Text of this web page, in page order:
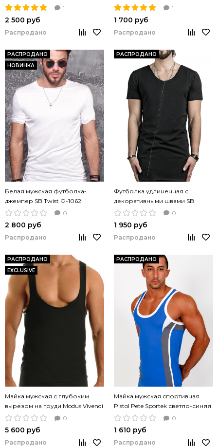
закругленным низом хлопок
1
2 500 руб
Распродано
серый цвет
1
1 700 руб
Распродано
РАСПРОДАНО
НОВИНКА
Белая мужская футболка-
джемпер SB Twist Ф-1062
длинная с рукавом 3/4
0
2 800 руб
Распродано
РАСПРОДАНО
Футболка удлиненная с
декоративными швами SB
ФМ-1093 черный цвет
0
1 950 руб
Распродано
РАСПРОДАНО
EXCLUSIVE
Майка мужская с глубоким
вырезом на груди Modus Vivendi
Twin черная
0
5 600 руб
Распродано
РАСПРОДАНО
Майка мужская спортивная
Pistol Pete Sportek светло-синяя
0
1 610 руб
Распродано